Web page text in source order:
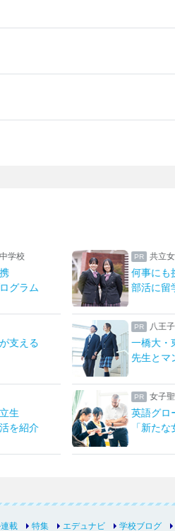
共立女子第二中学校高等学校
も挑戦！双子姉妹の学校生活
留学も！なりたいを叶える学校
八王子学園八王子中学校・高等学校
・東京科学大に合格！
マンツーマンで描く未来
女子聖学院中学校高等学校
ローバルとサイエンスを強化！
な女子聖」への改革
載 特集 エデュナビ 学校ブログ